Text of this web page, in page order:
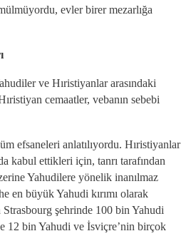
evler birer mezarlığa
ve Hıristiyanlar arasındaki
cemaatler, vebanın sebebi
efsaneleri anlatılıyordu. Hıristiyanlar
kabul ettikleri için, tanrı tarafından
Yahudilere yönelik inanılmaz
en büyük Yahudi kırımı olarak
Strasbourg şehrinde 100 bin Yahudi
12 bin Yahudi ve İsviçre’nin birçok